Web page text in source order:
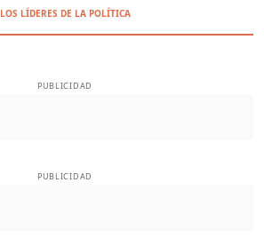
LOS LÍDERES DE LA POLÍTICA
PUBLICIDAD
PUBLICIDAD